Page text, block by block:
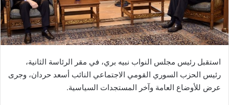
استقبل رئيس مجلس النواب نبيه بري، في مقر الرئاسة الثانية،
رئيس الحزب السوري القومي الاجتماعي النائب أسعد حردان، وجرى
عرض للأوضاع العامة وآخر المستجدات السياسية.